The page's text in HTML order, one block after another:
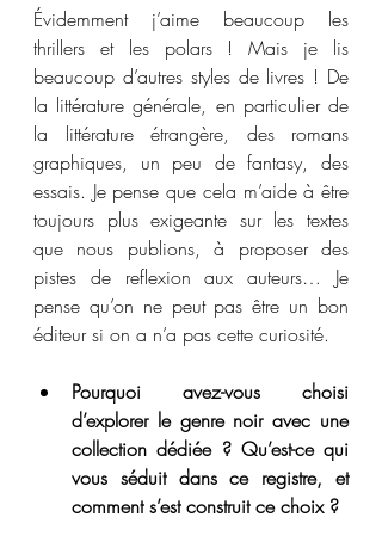
Évidemment j’aime beaucoup les
thrillers et les polars ! Mais je lis
beaucoup d’autres styles de livres ! De
la littérature générale, en particulier de
la littérature étrangère, des romans
graphiques, un peu de fantasy, des
essais. Je pense que cela m’aide à être
toujours plus exigeante sur les textes
que nous publions, à proposer des
pistes de reflexion aux auteurs… Je
pense qu’on ne peut pas être un bon
éditeur si on a n’a pas cette curiosité.
Pourquoi avez-vous choisi
d’explorer le genre noir avec une
collection dédiée ? Qu’est-ce qui
vous séduit dans ce registre, et
comment s’est construit ce choix ?